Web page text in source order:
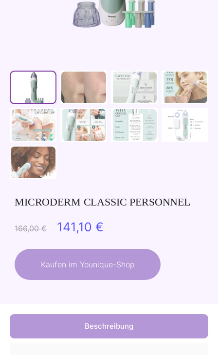
MICRODERM CLASSIC PERSONNEL
166,00€
Ursprünglicher
war:
141,10 €
ist:
141,10 €.
Kaufen im Younique-Shop
Beschreibung